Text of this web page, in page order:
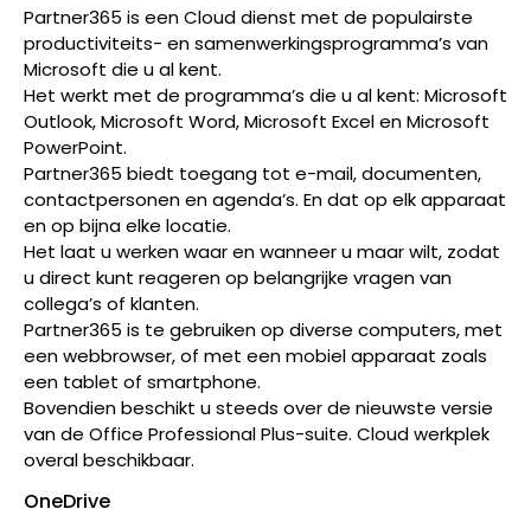
Partner365 is een Cloud dienst met de populairste
productiviteits- en samenwerkingsprogramma’s van
Microsoft die u al kent.
Het werkt met de programma’s die u al kent: Microsoft
Outlook, Microsoft Word, Microsoft Excel en Microsoft
PowerPoint.
Partner365 biedt toegang tot e-mail, documenten,
contactpersonen en agenda’s. En dat op elk apparaat
en op bijna elke locatie.
Het laat u werken waar en wanneer u maar wilt, zodat
u direct kunt reageren op belangrijke vragen van
collega’s of klanten.
Partner365 is te gebruiken op diverse computers, met
een webbrowser, of met een mobiel apparaat zoals
een tablet of smartphone.
Bovendien beschikt u steeds over de nieuwste versie
van de Office Professional Plus-suite. Cloud werkplek
overal beschikbaar.
OneDrive